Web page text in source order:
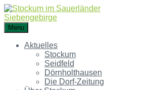
Menu
Aktuelles
Stockum
Seidfeld
Dörnholthausen
Die Dorf-Zeitung